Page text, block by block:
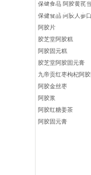
保健食品 阿胶黄芪
保健食品 阿胶人参
阿胶片
胶芝堂阿胶糕
阿胶固元糕
胶芝堂阿胶固元膏
九帝贡红枣枸杞阿
阿胶金丝枣
阿胶浆
阿胶红糖姜茶
阿胶固元膏